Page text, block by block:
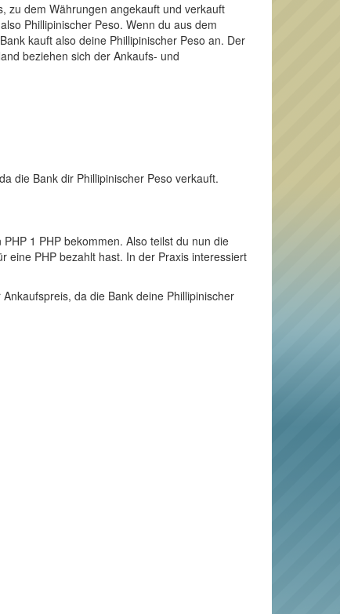
zu dem Währungen angekauft und verkauft
Phillipinischer Peso. Wenn du aus dem
kauft also deine Phillipinischer Peso an. Der
beziehen sich der Ankaufs- und
die Bank dir Phillipinischer Peso verkauft.
1 PHP bekommen. Also teilst du nun die
eine PHP bezahlt hast. In der Praxis interessiert
da die Bank deine Phillipinischer